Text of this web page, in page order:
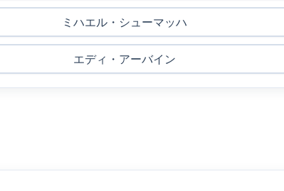
ミハエル・シューマッハ
エディ・アーバイン